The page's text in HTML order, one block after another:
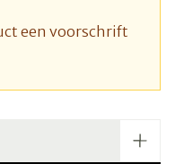
een voorschrift